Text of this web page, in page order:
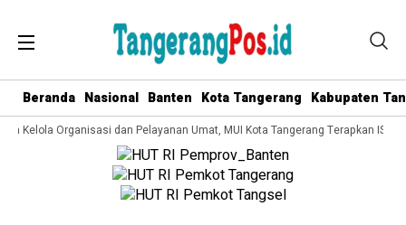
Beranda Nasional Banten Kota Tangerang Kabupaten
Kelola Organisasi dan Pelayanan Umat, MUI Kota Tangerang Terapkan ISO